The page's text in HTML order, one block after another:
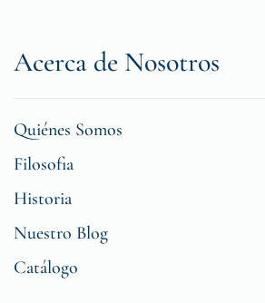
Acerca de Nosotros
Quiénes Somos
Filosofia
Historia
Nuestro Blog
Catálogo